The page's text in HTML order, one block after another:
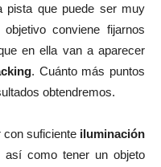
pista que puede ser muy
conviene fijarnos
en ella van a aparecer
. Cuánto más puntos
obtendremos.
con suficiente iluminación
así como tener un objeto